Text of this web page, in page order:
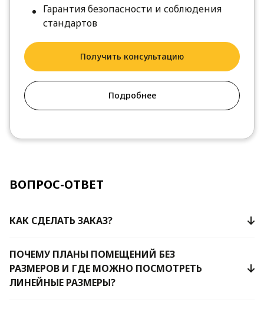
Гарантия безопасности и соблюдения
стандартов
Получить консультацию
Подробнее
ВОПРОС-ОТВЕТ
КАК СДЕЛАТЬ ЗАКАЗ?
ПОЧЕМУ ПЛАНЫ ПОМЕЩЕНИЙ БЕЗ
РАЗМЕРОВ И ГДЕ МОЖНО ПОСМОТРЕТЬ
ЛИНЕЙНЫЕ РАЗМЕРЫ?